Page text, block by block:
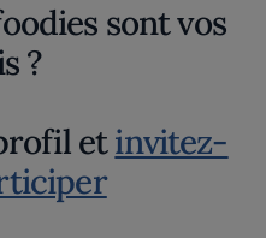
sont vos
?
etinvitez-